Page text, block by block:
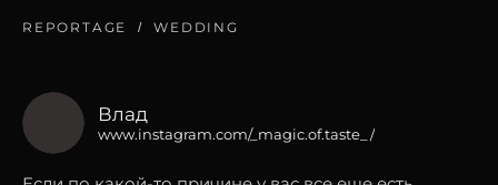
REPORTAGE WEDDING
Влад
www.instagram.com/_magic.of.taste_/